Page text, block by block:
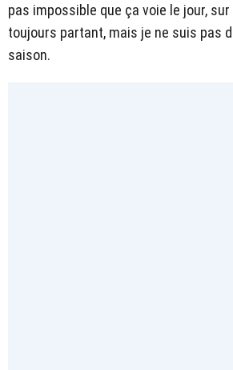
pas impossible que ça voie le jour,
toujours partant, mais je ne suis pas
saison.